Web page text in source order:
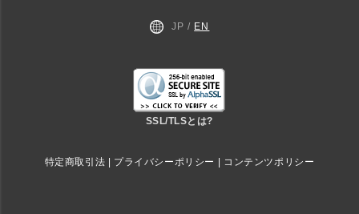
JP / EN
SSL/TLSとは?
特定商取引法 プライバシーポリシー コンテンツポリシー